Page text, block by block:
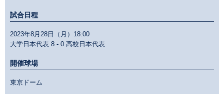
試合日程
2023年8月28日（月）18:00
大学日本代表 8 - 0 高校日本代表
開催球場
東京ドーム